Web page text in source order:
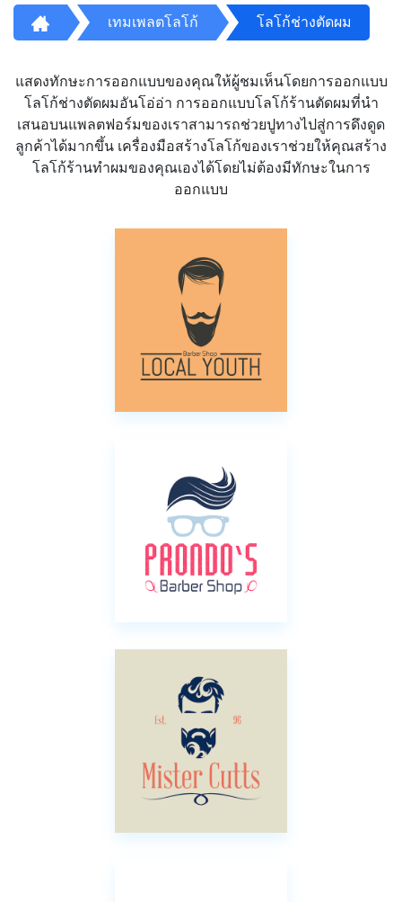
เทมเพลตโลโก้ โลโก้ช่างตัดผม
แสดงทักษะการออกแบบของคุณให้ผู้ชมเห็นโดยการออกแบบ
โลโก้ช่างตัดผมอันโอ่อ่า การออกแบบโลโก้ร้านตัดผมที่นำ
เสนอบนแพลตฟอร์มของเราสามารถช่วยปูทางไปสู่การดึงดูด
ลูกค้าได้มากขึ้น เครื่องมือสร้างโลโก้ของเราช่วยให้คุณสร้าง
โลโก้ร้านทำผมของคุณเองได้โดยไม่ต้องมีทักษะในการ
ออกแบบ